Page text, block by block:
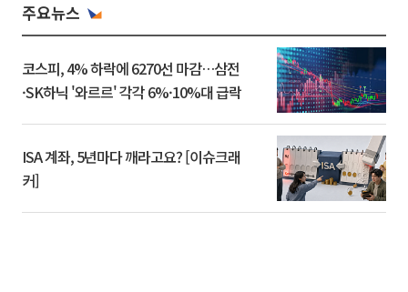
주요뉴스
코스피, 4% 하락에 6270선 마감…삼전
·SK하닉 '와르르' 각각 6%·10%대 급락
ISA 계좌, 5년마다 깨라고요? [이슈크래
커]